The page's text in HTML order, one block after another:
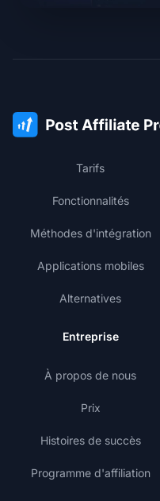
Tarifs
Fonctionnalités
Méthodes d'intégration
Applications mobiles
Alternatives
Entreprise
À propos de nous
Prix
Histoires de succès
Programme d'affiliation